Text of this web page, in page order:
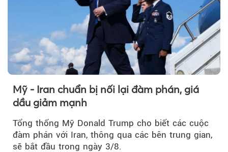
Mỹ - Iran chuẩn bị nối lại đàm phán, giá
dầu giảm mạnh
Tổng thống Mỹ Donald Trump cho biết các cuộc
đàm phán với Iran, thông qua các bên trung gian,
sẽ bắt đầu trong ngày 3/8.